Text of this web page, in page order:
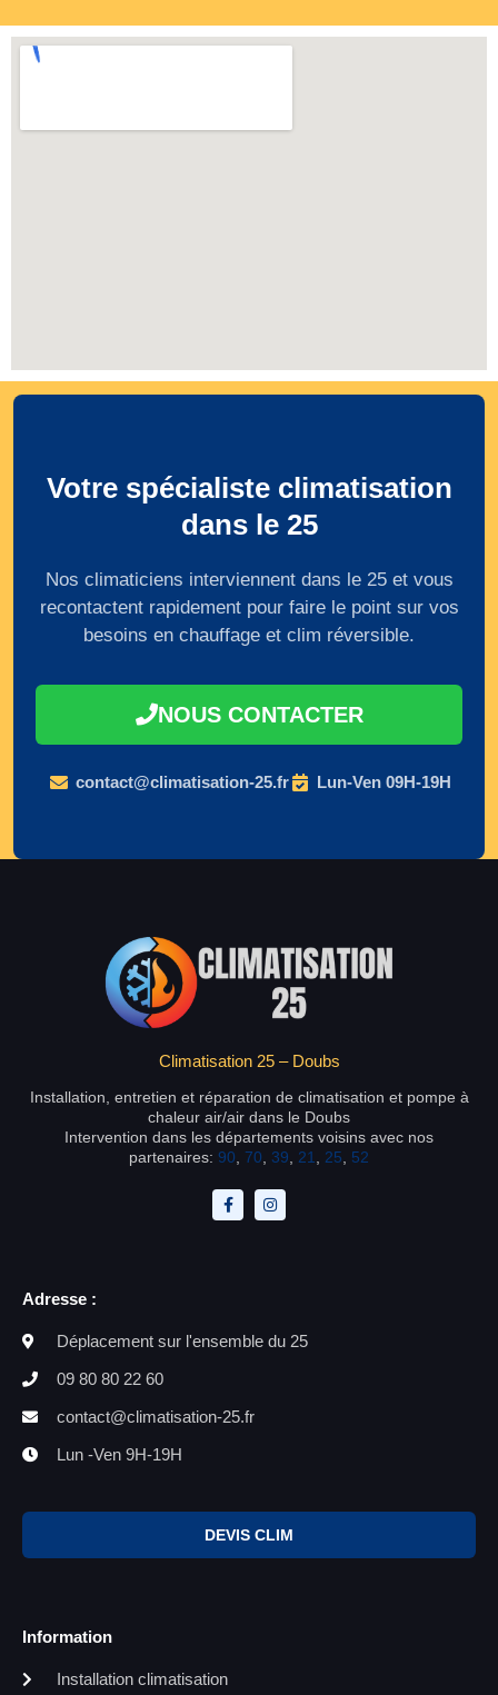
Votre spécialiste climatisation
dans le 25
Nos climaticiens interviennent dans le 25 et vous
recontactent rapidement pour faire le point sur vos
besoins en chauffage et clim réversible.
NOUS CONTACTER
contact@climatisation-25.fr Lun-Ven 09H-19H
Climatisation 25 – Doubs
Installation, entretien et réparation de climatisation et pompe à
chaleur air/air dans le Doubs
Intervention dans les départements voisins avec nos
partenaires: 90 70 39 21 25 52
Adresse :
Déplacement sur l'ensemble du 25
09 80 80 22 60
contact@climatisation-25.fr
Lun -Ven 9H-19H
DEVIS CLIM
Information
Installation climatisation